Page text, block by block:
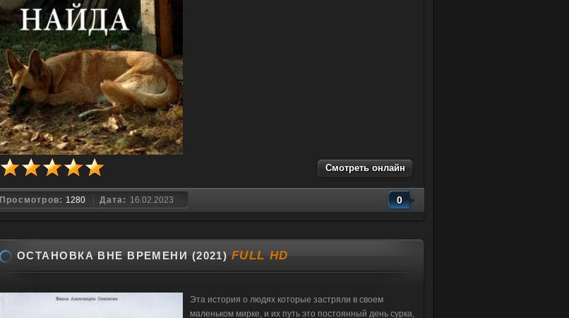
Смотреть онлайн
Просмотров: 1280 Дата: 16.02.2023 0
ОСТАНОВКА ВНЕ ВРЕМЕНИ (2021) FULL HD
Эта история о людях которые застряли в своем
маленьком мирке, и их путь это постоянный день сурка,